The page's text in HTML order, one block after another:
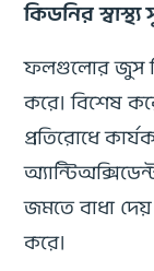
কিডনির স্বাস্থ্য
ফলগুলোর জুস
করে। বিশেষ
প্রতিরোধে
জমতে বাধা
করে।